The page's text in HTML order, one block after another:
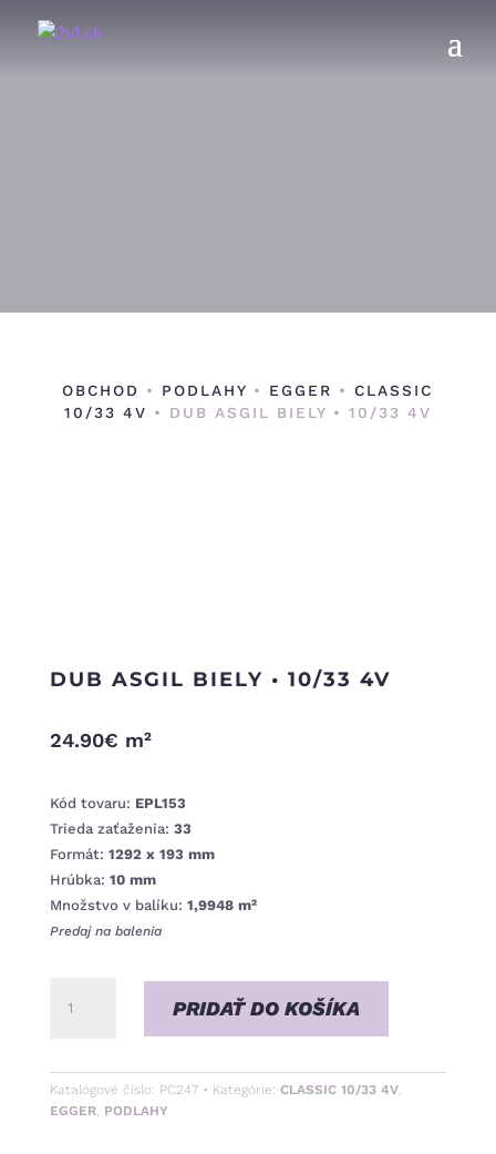
OBCHOD • PODLAHY • EGGER •CLASSIC
10/33 4V • DUB ASGIL BIELY • 10/33 4V
DUB ASGIL BIELY • 10/33 4V
24.90€ m²
Kód tovaru: EPL153
Trieda zaťaženia: 33
Formát: 1292 x 193 mm
Hrúbka: 10 mm
Množstvo v balíku: 1,9948 m²
Predaj na balenia
Biely
PRIDAŤ DO KOŠÍKA
Katalógové číslo: PC247 Kategórie: CLASSIC 10/33 4V,
EGGER, PODLAHY